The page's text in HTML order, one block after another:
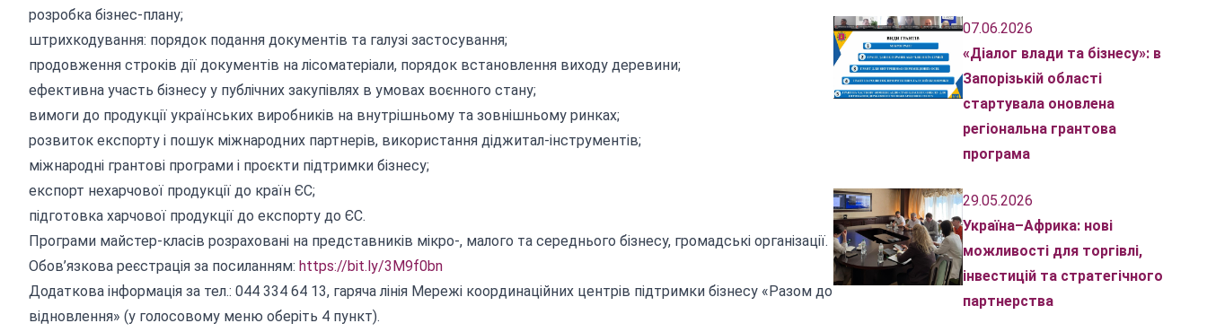
розробка бізнес-плану;
штрихкодування: порядок подання документів та галузі застосування;
продовження строків дії документів на лісоматеріали, порядок встановлення виходу деревини;
ефективна участь бізнесу у публічних закупівлях в умовах воєнного стану;
вимоги до продукції українських виробників на внутрішньому та зовнішньому ринках;
розвиток експорту і пошук міжнародних партнерів, використання діджитал-інструментів;
міжнародні грантові програми і проєкти підтримки бізнесу;
експорт нехарчової продукції до країн ЄС;
підготовка харчової продукції до експорту до ЄС.
Програми майстер-класів розраховані на представників мікро-, малого та середнього бізнесу, громадські організації.
Обов’язкова реєстрація за посиланням: https://bit.ly/3M9f0bn
Додаткова інформація за тел.: 044 334 64 13, гаряча лінія Мережі координаційних центрів підтримки бізнесу «Разом до
відновлення» (у голосовому меню оберіть 4 пункт).
07.06.2026
«Діалог влади та бізнесу»: в
Запорізькій області
стартувала оновлена
регіональна грантова
програма
29.05.2026
Україна–Африка: нові
можливості для торгівлі,
інвестицій та стратегічного
партнерства